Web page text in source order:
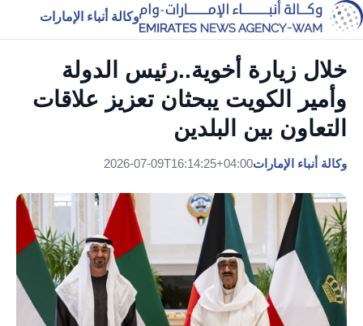
وكالة أنباء الإمارات
خلال زيارة أخوية..رئيس الدولة
وأمير الكويت يبحثان تعزيز علاقات
التعاون بين البلدين
وكالة أنباء الإمارات2026-07-09T16:14:25+04:00